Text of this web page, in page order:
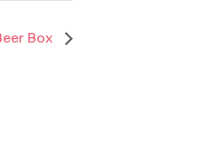
Box